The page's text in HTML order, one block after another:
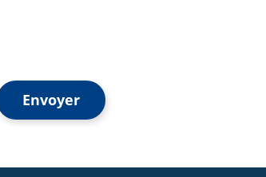
Envoyer